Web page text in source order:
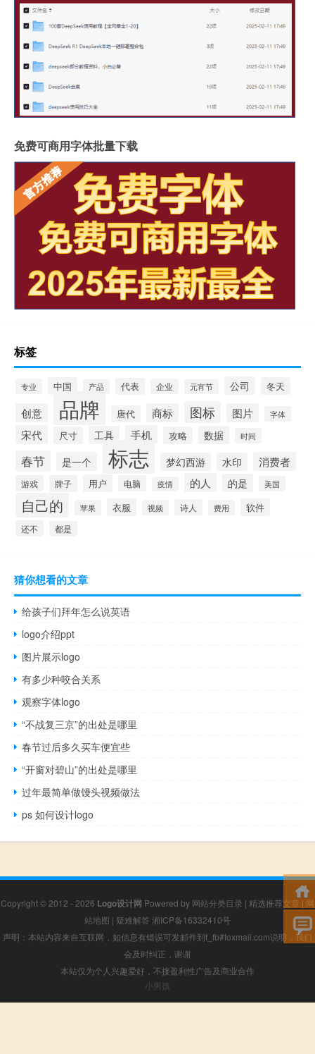
免费可商用字体批量下载
标签
专业 中国 产品 代表 企业 元宵节 公司 冬天
创意 品牌 唐代 商标 图标 图片 字体
宋代 尺寸 工具 手机 攻略 数据 时间
春节 是一个 标志 梦幻西游 水印 消费者
游戏 牌子 用户 电脑 疫情 的人 的是 美国
自己的 苹果 衣服 视频 诗人 费用 软件
还不 都是
猜你想看的文章
给孩子们拜年怎么说英语
logo介绍ppt
图片展示logo
有多少种咬合关系
观察字体logo
“不战复三京”的出处是哪里
春节过后多久买车便宜些
“开窗对碧山”的出处是哪里
过年最简单做馒头视频做法
ps 如何设计logo
Copyright © 2012 - 2026 Logo设计网 Powered by 网站分类目录 | 精选推荐文章 | 网
站地图 | 疑难解答 湘ICP备16332410号
声明：本站内容来自互联网，如信息有错误可发邮件到f_fb#foxmail.com说明，我们
会及时纠正，谢谢
本站仅为个人兴趣爱好，不接盈利性广告及商业合作
小男孩